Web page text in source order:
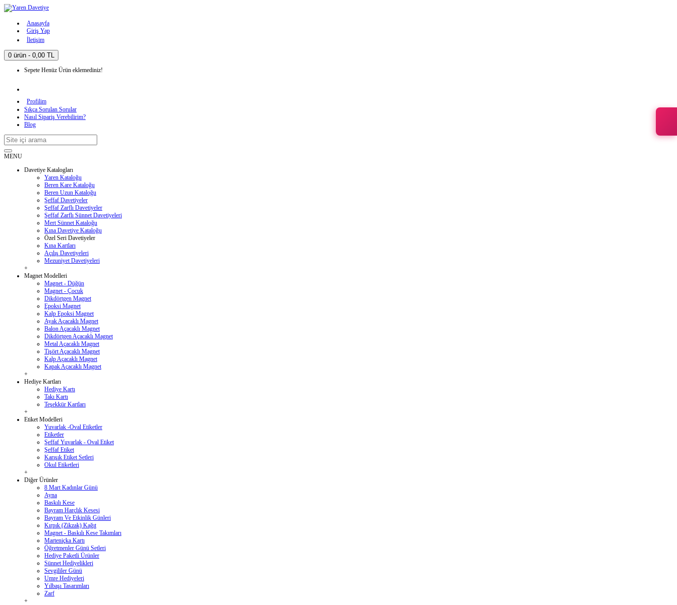
Anasayfa
Giriş Yap
İletişim
0 ürün - 0,00 TL
Sepete Henüz Ürün eklemediniz!
Profilim
Sıkça Sorulan Sorular
Nasıl Sipariş Verebilirim?
Blog
MENU
Davetiye Katalogları
Yaren Kataloğu
Beren Kare Kataloğu
Beren Uzun Kataloğu
Şeffaf Davetiyeler
Şeffaf Zarflı Davetiyeler
Şeffaf Zarflı Sünnet Davetiyeleri
Mert Sünnet Kataloğu
Kına Davetiye Kataloğu
Özel Seri Davetiyeler
Kına Kartları
Açılış Davetiyeleri
Mezuniyet Davetiyeleri
+
Magnet Modelleri
Magnet - Düğün
Magnet - Çocuk
Dikdörtgen Magnet
Epoksi Magnet
Kalp Epoksi Magnet
Ayak Açacaklı Magnet
Balon Açacaklı Magnet
Dikdörtgen Açacaklı Magnet
Metal Açacaklı Magnet
Tişört Açacaklı Magnet
Kalp Açacaklı Magnet
Kapak Açacaklı Magnet
+
Hediye Kartları
Hediye Kartı
Takı Kartı
Teşekkür Kartları
+
Etiket Modelleri
Yuvarlak -Oval Etiketler
Etiketler
Şeffaf Yuvarlak - Oval Etiket
Şeffaf Etiket
Karışık Etiket Setleri
Okul Etiketleri
+
Diğer Ürünler
8 Mart Kadınlar Günü
Ayna
Baskılı Kese
Bayram Harçlık Kesesi
Bayram Ve Etkinlik Günleri
Kırpık (Zikzak) Kağıt
Magnet - Baskılı Kese Takımları
Marteniçka Kartı
Öğretmenler Günü Setleri
Hediye Paketli Ürünler
Sünnet Hediyelikleri
Sevgililer Günü
Umre Hediyeleri
Yılbaşı Tasarımları
Zarf
+